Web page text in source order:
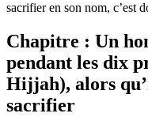
sacrifier en son nom, c’est
Chapitre : Un
pendant les dix
Hijjah), alors
sacrifier